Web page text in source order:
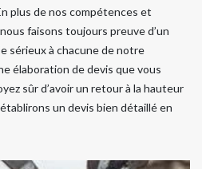
plus de nos compétences et
faisons toujours preuve d’un
sérieux à chacune de notre
élaboration de devis que vous
sûr d’avoir un retour à la hauteur
un devis bien détaillé en